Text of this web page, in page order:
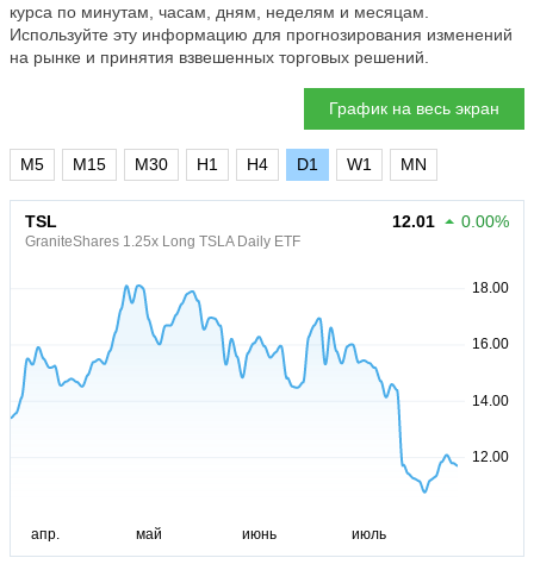
курса по минутам, часам, дням, неделям и месяцам.
Используйте эту информацию для прогнозирования изменений
на рынке и принятия взвешенных торговых решений.
График на весь экран
M5 M15 M30 H1 H4 D1 W1 MN
TSL
GraniteShares 1.25x Long TSLA Daily ETF
12.01 0.00%